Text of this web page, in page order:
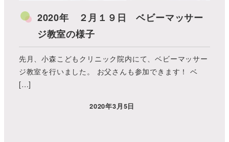
2020年 ２月１９日 ベビーマッサー
ジ教室の様子
先月、小森こどもクリニック院内にて、ベビーマッサー
ジ教室を行いました。 お父さんも参加できます！ ベ
[…]
2020年3月5日